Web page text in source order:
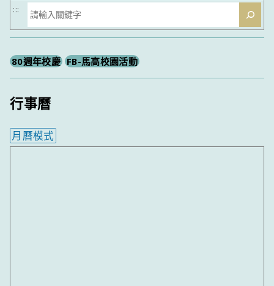
搜
尋
:::
80週年校慶 FB-馬高校園活動
行事曆
月曆模式